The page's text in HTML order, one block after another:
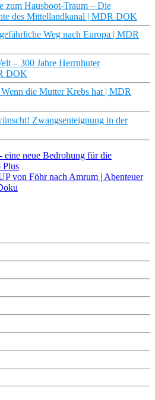
zum Hausboot-Traum – Die
des Mittellandkanal | MDR DOK
Weg nach Europa | MDR
– 300 Jahre Herrnhuter
DOK
die Mutter Krebs hat | MDR
Zwangsenteignung in der
eine neue Bedrohung für die
Plus
von Föhr nach Amrum | Abenteuer